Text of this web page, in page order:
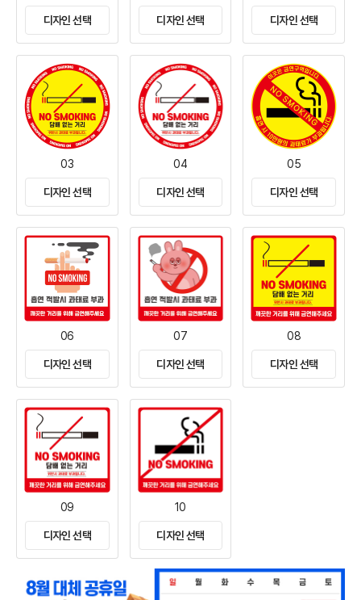
디자인 선택 디자인 선택 디자인 선택
03
디자인 선택
04
디자인 선택
05
디자인 선택
06
디자인 선택
07
디자인 선택
08
디자인 선택
09
디자인 선택
10
디자인 선택